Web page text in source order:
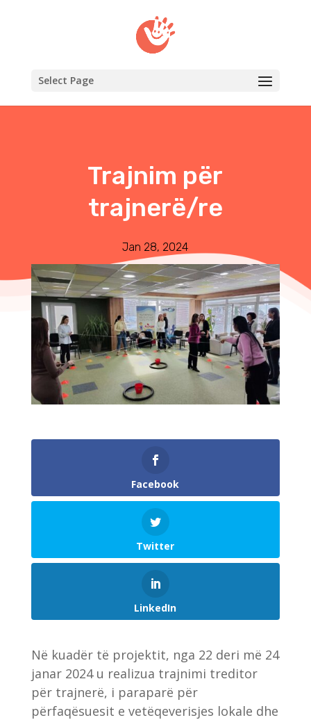
Select Page
Trajnim për
trajnerë/re
Jan 28, 2024
Facebook
Twitter
LinkedIn
Në kuadër të projektit, nga 22 deri më 24
janar 2024 u realizua trajnimi treditor
për trajnerë, i paraparë për
përfaqësuesit e vetëqeverisjes lokale dhe